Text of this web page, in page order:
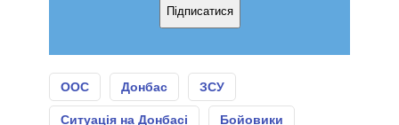
Підписатися
ООС Донбас ЗСУ
Ситуація на Донбасі Бойовики